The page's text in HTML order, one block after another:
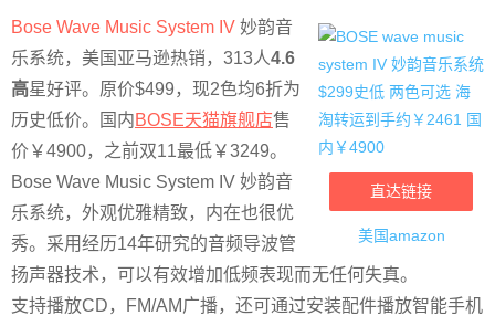
直达链接
美国amazon
Bose Wave Music System IV 妙韵音
乐系统，美国亚马逊热销，313人4.6
高星好评。原价$499，现2色均6折为
历史低价。国内BOSE天猫旗舰店售
价￥4900，之前双11最低￥3249。
Bose Wave Music System IV 妙韵音
乐系统，外观优雅精致，内在也很优
秀。采用经历14年研究的音频导波管
扬声器技术，可以有效增加低频表现而无任何失真。
支持播放CD，FM/AM广播，还可通过安装配件播放智能手机